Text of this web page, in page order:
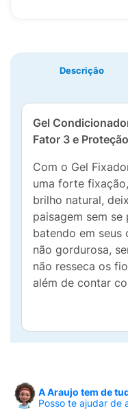
Descrição
Gel
Fator 3 e
Com o Gel
uma forte
brilho natural,
paisagem sem
batendo em seus
não gordurosa,
não resseca os
além de contar
A Araujo tem de
Posso te ajudar de